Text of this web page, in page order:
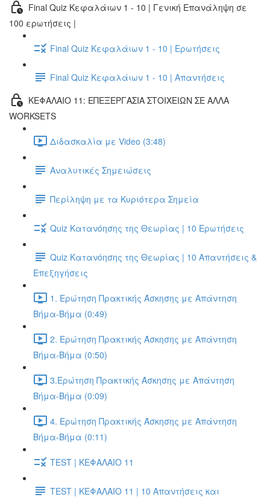
Final Quiz Κεφαλάιων 1 - 10 | Γενική Επανάληψη σε
100 ερωτήσεις |
Final Quiz Κεφαλάιων 1 - 10 | Ερωτήσεις
Final Quiz Κεφαλάιων 1 - 10 | Απαντήσεις
ΚΕΦΑΛΑΙΟ 11: ΕΠΕΞΕΡΓΑΣΙΑ ΣΤΟΙΧΕΙΩΝ ΣΕ ΑΛΛΑ
WORKSETS
Διδασκαλία με Video (3:48)
Αναλυτικές Σημειώσεις
Περίληψη με τα Κυριότερα Σημεία
Quiz Κατανόησης της Θεωρίας | 10 Ερωτήσεις
Quiz Κατανόησης της Θεωρίας | 10 Απαντήσεις &
Επεξηγήσεις
1. Ερώτηση Πρακτικής Άσκησης με Απάντηση
Βήμα-Βήμα (0:49)
2. Ερώτηση Πρακτικής Άσκησης με Απάντηση
Βήμα-Βήμα (0:50)
3.Ερώτηση Πρακτικής Άσκησης με Απάντηση
Βήμα-Βήμα (0:09)
4. Ερώτηση Πρακτικής Άσκησης με Απάντηση
Βήμα-Βήμα (0:11)
TEST | ΚΕΦΑΛΑΙΟ 11
TEST | ΚΕΦΑΛΑΙΟ 11 | 10 Απαντήσεις και